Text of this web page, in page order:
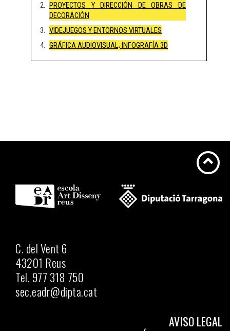
PROYECTOS Y DIRECCIÓN DE OBRAS DE
DECORACIÓN
VIDEJUEGOS Y ENTORNOS VIRTUALES
GRÁFICA AUDIOVISUAL; INFOGRAFÍA 3D
C. del Vent 6
43201 Reus
Tel. 977 318 750
sec.eadr@dipta.cat
AVISO LEGAL